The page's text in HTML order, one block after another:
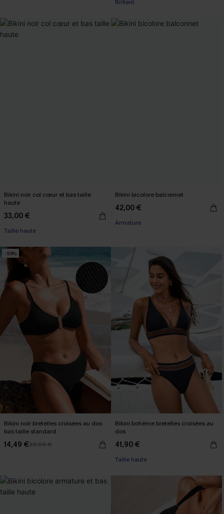
Brillant
Bikini noir col cœur et bas taille
haute
33,00 €
Taille haute
Bikini bicolore balconnet
42,00 €
Armature
-50%
Bikini noir bretelles croisées au dos
bas taille standard
14,49 €29,00 €
Bikini bohème bretelles croisées au
dos
41,90 €
Taille haute